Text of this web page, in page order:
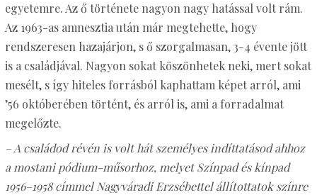
egyetemre. Az ő története nagyon nagy hatással volt rám.
Az 1963-as amnesztia után már megtehette, hogy
rendszeresen hazajárjon, s ő szorgalmasan, 3-4 évente jött
is a családjával. Nagyon sokat köszönhetek neki, mert sokat
mesélt, s így hiteles forrásból kaphattam képet arról, ami
’56 októberében történt, és arról is, ami a forradalmat
megelőzte.
– A családod révén is volt hát személyes indíttatásod ahhoz
a mostani pódium-műsorhoz, melyet Színpad és kínpad
1956–1958 címmel Nagyváradi Erzsébettel állítottatok színre